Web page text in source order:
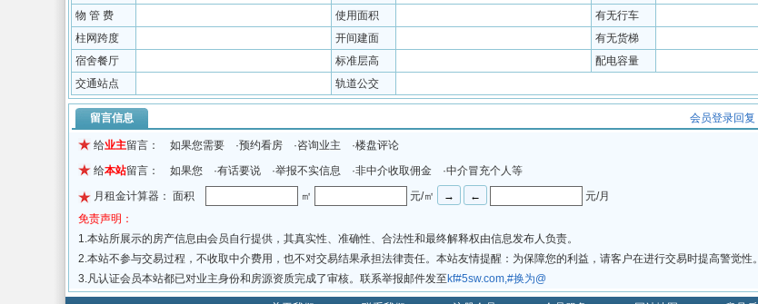
物 管 费
使用面积
有无行车
柱网跨度
开间建面
有无货梯
宿舍餐厅
标准层高
配电容量
交通站点
轨道公交
留言信息 会员登录回复
给业主留言： 如果您需要 ·预约看房 ·咨询业主 ·楼盘评论
给本站留言： 如果您 ·有话要说 ·举报不实信息 ·非中介收取佣金 ·中介冒充个人等
月租金计算器： 面积 ㎡ 元/㎡
元/月
免责声明：
1.本站所展示的房产信息由会员自行提供，其真实性、准确性、合法性和最终解释权由信息发布人负责。
2.本站不参与交易过程，不收取中介费用，也不对交易结果承担法律责任。本站友情提醒：为保障您的利益，请客户在进行交易时提高警觉性。
3.凡认证会员本站都已对业主身份和房源资质完成了审核。联系举报邮件发至 kf#5sw.com,#换为@